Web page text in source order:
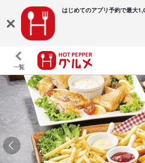
はじめてのアプリ予約で最大
一覧